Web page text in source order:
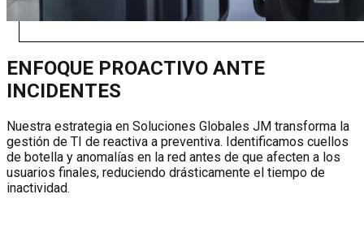
ENFOQUE PROACTIVO ANTE
INCIDENTES
Nuestra estrategia en Soluciones Globales JM transforma la
gestión de TI de reactiva a preventiva. Identificamos cuellos
de botella y anomalías en la red antes de que afecten a los
usuarios finales, reduciendo drásticamente el tiempo de
inactividad.